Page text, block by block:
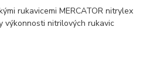
rukavicemi MERCATOR nitrylex
výkonnosti nitrilových rukavic